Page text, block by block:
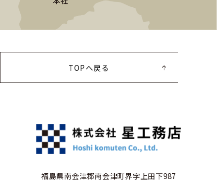
TOPへ戻る
福島県南会津郡南会津町界字上田下987